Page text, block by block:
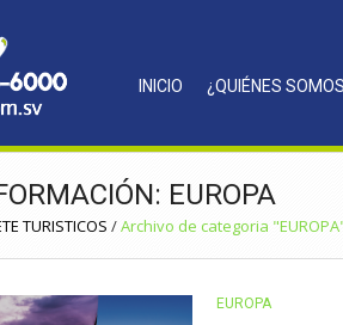
INICIO ¿QUIÉNES
EUROPA
TURISTICOS /Archivo de categoria
EUROPA